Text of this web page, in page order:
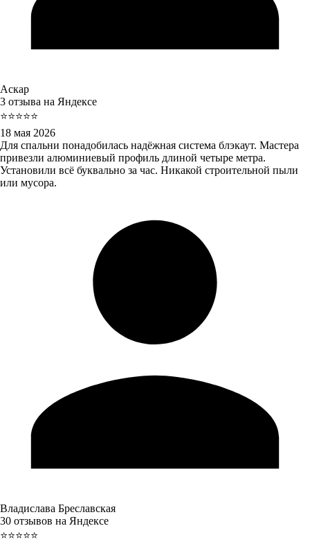
Аскар
3 отзыва на Яндексе
⭐⭐⭐⭐⭐
18 мая 2026
Для спальни понадобилась надёжная система блэкаут. Мастера
привезли алюминиевый профиль длиной четыре метра.
Установили всё буквально за час. Никакой строительной пыли
или мусора.
Владислава Бреславская
30 отзывов на Яндексе
⭐⭐⭐⭐⭐